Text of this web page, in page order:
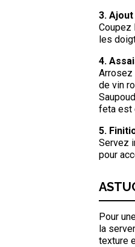
3.
Coupez
les
4.
Arrosez
de vin
feta est
5.
Servez
pour
Pour
la
texture